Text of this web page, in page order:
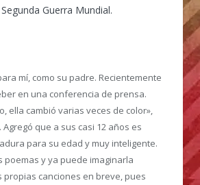
Guerra Mundial.
mí, como su padre. Recientemente
en una conferencia de prensa.
ella cambió varias veces de color»,
que a sus casi 12 años es
para su edad y muy inteligente.
poemas y ya puede imaginarla
propias canciones en breve, pues